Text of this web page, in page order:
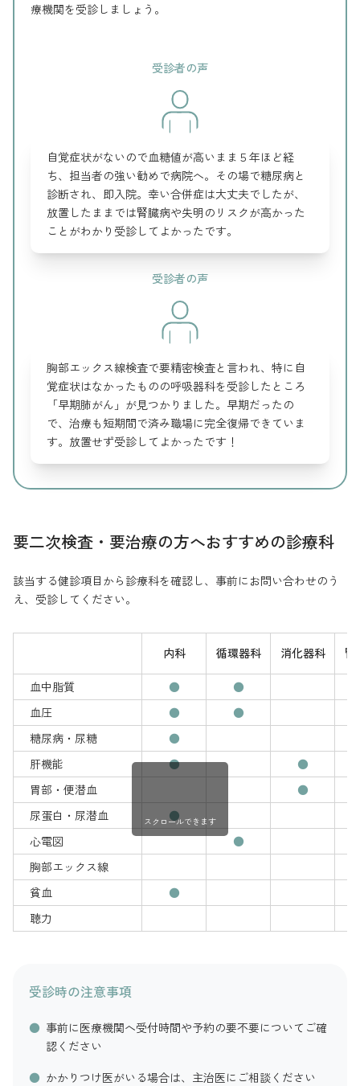
療機関を受診しましょう。
受診者の声
自覚症状がないので血糖値が高いまま５年ほど経
ち、担当者の強い勧めで病院へ。その場で糖尿病と
診断され、即入院。幸い合併症は大丈夫でしたが、
放置したままでは腎臓病や失明のリスクが高かった
ことがわかり受診してよかったです。
受診者の声
胸部エックス線検査で要精密検査と言われ、特に自
覚症状はなかったものの呼吸器科を受診したところ
「早期肺がん」が見つかりました。早期だったの
で、治療も短期間で済み職場に完全復帰できていま
す。放置せず受診してよかったです！
要二次検査・要治療の方へおすすめの診療科
該当する健診項目から診療科を確認し、事前にお問い合わせのう
え、受診してください。
内科 循環器科 消化器科 腎
血中脂質 ●
●
血圧
●
●
糖尿病・尿糖
●
肝機能
●
●
胃部・便潜血
●
尿蛋白・尿潜血
●
心電図
●
胸部エックス線
貧血
●
聴力
スクロールできます
受診時の注意事項
事前に医療機関へ受付時間や予約の要不要についてご確
認ください
かかりつけ医がいる場合は、主治医にご相談ください